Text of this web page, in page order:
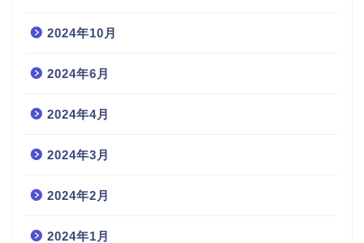
2024年10月
2024年6月
2024年4月
2024年3月
2024年2月
2024年1月